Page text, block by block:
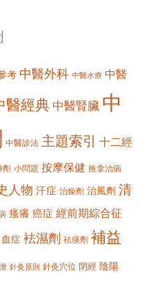
考 中醫外科 中醫水療 中醫
醫經典 中醫腎臟 中
中醫診法 主題索引 十二經
劑 小問題 按摩保健 推拿治病
人物 汗症 治燥劑 治風劑 清
瘙癢 癌症 經前期綜合征
血症 袪濕劑 袪痰劑 補益
針灸原則 針灸穴位 閉經 陰陽